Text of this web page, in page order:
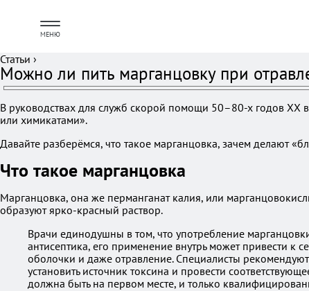
МЕНЮ
Статьи ›
Можно ли пить марганцовку при
В руководствах для служб скорой помощи 50–80-х годов ХХ
или химикатами».
Давайте разберёмся, что такое марганцовка, зачем делают
Что такое марганцовка
Марганцовка, она же перманганат калия, или
образуют ярко-красный раствор.
Врачи единодушны в том, что употребление
антисептика, его применение внутрь может привести
оболочки и даже отравление. Специалисты
установить источник токсина и провести
должна быть на первом месте, и только